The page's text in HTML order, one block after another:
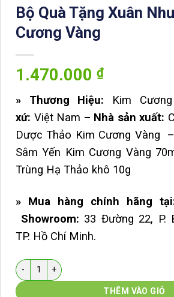
Bộ Quà Tặng Xuân
Cương Vàng
1.470.000 ₫
» Thương Hiệu: Kim
xứ: Việt Nam – Nhà sản xuất:
Dược Thảo Kim Cương Vàng –
Sâm Yến Kim Cương Vàng
Trùng Hạ Thảo khô 10g
» Mua hàng chính hãng
Showroom: 33 Đường 22, P.
TP. Hồ Chí Minh.
Số lượng
THÊM VÀO GIỎ